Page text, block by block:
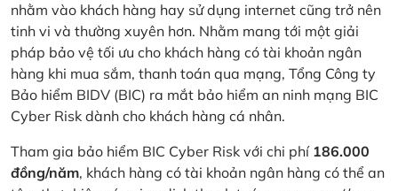
nhằm vào khách hàng hay sử dụng internet cũng trở nên
tinh vi và thường xuyên hơn. Nhằm mang tới một giải
pháp bảo vệ tối ưu cho khách hàng có tài khoản ngân
hàng khi mua sắm, thanh toán qua mạng, Tổng Công ty
Bảo hiểm BIDV (BIC) ra mắt bảo hiểm an ninh mạng BIC
Cyber Risk dành cho khách hàng cá nhân.
Tham gia bảo hiểm BIC Cyber Risk với chi phí 186.000
đồng/năm, khách hàng có tài khoản ngân hàng có thể an